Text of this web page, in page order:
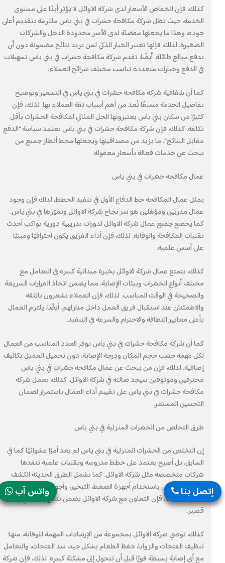
كذلك، فإن انخفاض الأسعار لدى شركة الاوائل لا يؤثر أبدًا على مستوى
الخدمة، حيث تظل شركة مكافحة حشرات في بني ياس ملتزمة بتقديم أعلى
جودة، وهذا ما يجعلها مفضلة لدى الأسر محدودة الدخل والشركات
الصغيرة. لذلك، فإنها تعتبر الخيار الذكي لمن يريد نتائج مضمونة دون أن
يدفع مبالغ طائلة. أيضًا، تقدم شركة مكافحة حشرات في بني ياس تسهيلات
في الدفع وخيارات متعددة تناسب مختلف شرائح العملاء.
كما أن شفافية شركة مكافحة حشرات في بني ياس في التسعير وتوضيح
تفاصيل الخدمة مسبقًا تُعد من أهم أسباب ثقة العملاء بها. لذلك، فإن
كثيرًا من سكان بني ياس يعتبرونها الحل المثالي لمكافحة الحشرات بأقل
تكلفة. كذلك، فإن شركة مكافحة حشرات في بني ياس تعتمد سياسة “الدفع
مقابل النتائج”، ما يزيد من مصداقيتها ويجعلها محط أنظار جميع من
يبحث عن خدمات فعالة بأسعار معقولة.
عمال مكافحة حشرات في بني ياس
يمثل عمال المكافحة خط الدفاع الأول في تنفيذ الخطط، لذلك فإن وجود
عمال مدربين ومؤهلين هو سر نجاح شركة الاوائل وتميّزها في بني ياس.
كما يخضع جميع عمال شركة الاوائل لدورات تدريبية دورية تواكب أحدث
تقنيات المكافحة والوقاية. لذلك، فإن أداء الفريق يكون احترافيًا ومبنيًا
على أسس علمية.
كذلك، يتمتع عمال شركة الاوائل بخبرة ميدانية كبيرة في التعامل مع
مختلف أنواع الحشرات وبيئات الإصابة، مما يضمن اتخاذ القرارات السريعة
والصحيحة في الوقت المناسب. لذلك، فإن العملاء يشعرون بالثقة
والاطمئنان عند استقبال فريق العمل داخل منازلهم. أيضًا، يلتزم العمال
بأعلى معايير النظافة والاحترام والسرعة في التنفيذ.
كما أن شركة مكافحة حشرات في بني ياس توفر العدد المناسب من العمال
لكل مهمة حسب حجم المكان ودرجة الإصابة، دون تحميل العميل تكاليف
إضافية. لذلك، فإن من يبحث عن عمال مكافحة حشرات في بني ياس
محترفين وموثوقين سيجد ضالته في شركة الاوائل. كذلك، تعمل شركة
مكافحة حشرات في بني ياس على تقييم أداء العمال باستمرار لضمان
التحسين المستمر.
طرق التخلص من الحشرات المنزلية في بني ياس
إن التخلص من الحشرات المنزلية في بني ياس لم يعد أمرًا عشوائيًا كما في
السابق، بل أصبح يعتمد على خطط مدروسة وتقنيات علمية تنفذها
شركات متخصصة مثل شركة الاوائل. كما تشمل الطرق الحديثة الكشف
الإلكتروني، الرش باستخدام أجهزة الضغط، التبخير، وأجهزة الموجات فوق
الصوتية. لذلك، فإن التعاون مع شركة الاوائل يضمن نتائج فعالة في وقت
قصير.
كذلك، توصي شركة الاوائل بمجموعة من الإرشادات المهمة للوقاية، منها:
تنظيف الفتحات والزوايا، حفظ الطعام بشكل جيد، سد الفتحات، والتعامل
مع أي إصابة بسيطة فورًا قبل أن تتحول إلى مشكلة كبيرة. لذلك، فإن شركة
واتس آب إتصل بنا